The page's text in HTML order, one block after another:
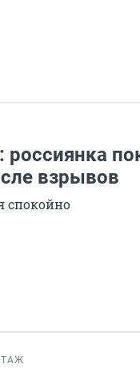
взрывов
спокойно